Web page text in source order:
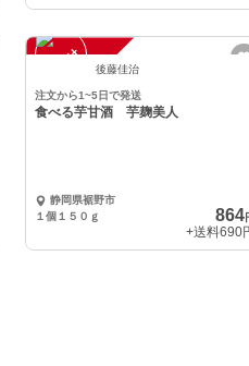
注
文
受
付
停
止
中 後藤佳治
注文から1~5日で発送
食べる芋甘酒 芋麹美人
静岡県裾野市
１個１５０ｇ
864
+送料690